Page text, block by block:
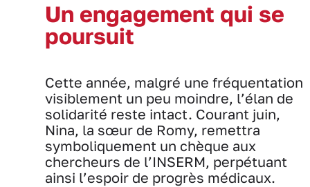
Un engagement qui se
poursuit
Cette année, malgré une fréquentation
visiblement un peu moindre, l’élan de
solidarité reste intact. Courant juin,
Nina, la sœur de Romy, remettra
symboliquement un chèque aux
chercheurs de l’INSERM, perpétuant
ainsi l’espoir de progrès médicaux.